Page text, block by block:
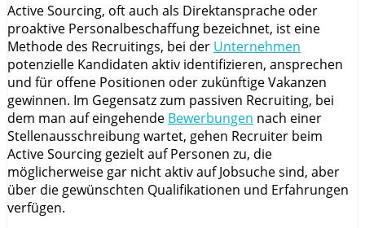
Active Sourcing, oft auch als Direktansprache oder
proaktive Personalbeschaffung bezeichnet, ist eine
Methode des Recruitings, bei der Unternehmen
potenzielle Kandidaten aktiv identifizieren, ansprechen
und für offene Positionen oder zukünftige Vakanzen
gewinnen. Im Gegensatz zum passiven Recruiting, bei
dem man auf eingehende Bewerbungen nach einer
Stellenausschreibung wartet, gehen Recruiter beim
Active Sourcing gezielt auf Personen zu, die
möglicherweise gar nicht aktiv auf Jobsuche sind, aber
über die gewünschten Qualifikationen und Erfahrungen
verfügen.